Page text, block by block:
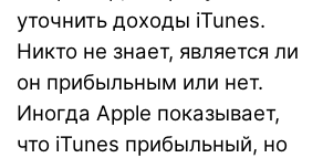
уточнить доходы iTunes.
Никто не знает, является ли
он прибыльным или нет.
Иногда Apple показывает,
что iTunes прибыльный, но